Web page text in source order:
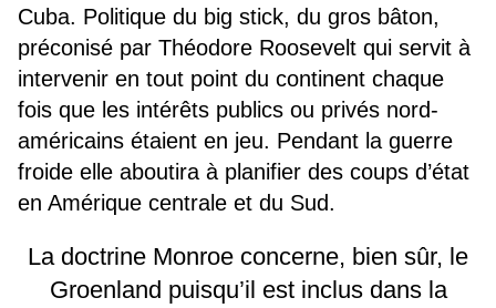
Cuba. Politique du big stick, du gros bâton,
préconisé par Théodore Roosevelt qui servit à
intervenir en tout point du continent chaque
fois que les intérêts publics ou privés nord-
américains étaient en jeu. Pendant la guerre
froide elle aboutira à planifier des coups d’état
en Amérique centrale et du Sud.
La doctrine Monroe concerne, bien sûr, le
Groenland puisqu’il est inclus dans la